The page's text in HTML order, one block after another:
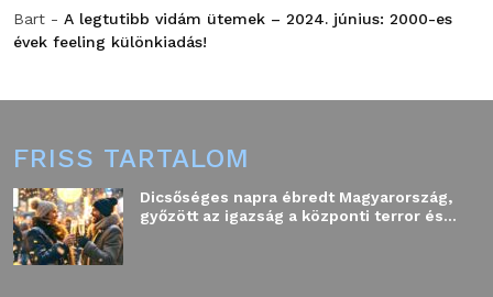
Bart - A legtutibb vidám ütemek – 2024. június: 2000-es
évek feeling különkiadás!
FRISS TARTALOM
Dicsőséges napra ébredt Magyarország,
győzött az igazság a központi terror és...